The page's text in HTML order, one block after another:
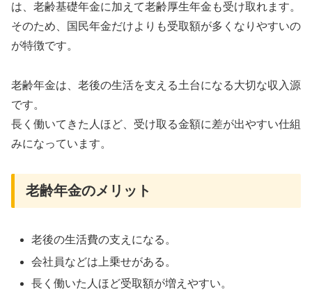
は、老齢基礎年金に加えて老齢厚生年金も受け取れます。
そのため、国民年金だけよりも受取額が多くなりやすいの
が特徴です。
老齢年金は、老後の生活を支える土台になる大切な収入源
です。
長く働いてきた人ほど、受け取る金額に差が出やすい仕組
みになっています。
老齢年金のメリット
老後の生活費の支えになる。
会社員などは上乗せがある。
長く働いた人ほど受取額が増えやすい。